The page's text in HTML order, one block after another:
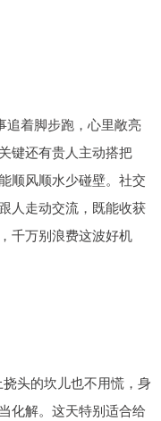
追着脚步跑，心里敞亮
键还有贵人主动搭把
顺风顺水少碰壁。社交
人走动交流，既能收获
千万别浪费这波好机
头的坎儿也不用慌，身
化解。这天特别适合给